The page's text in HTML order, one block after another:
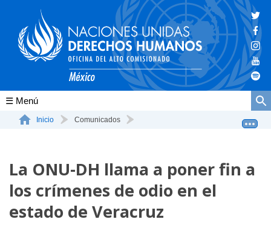
Conócenos
La ONU-DH en México
Vacantes ONU-DH México
ONU-DH en el tiempo
Inicio Comunicados
La ONU-DH llama a poner fin a
los crímenes de odio en el
estado de Veracruz